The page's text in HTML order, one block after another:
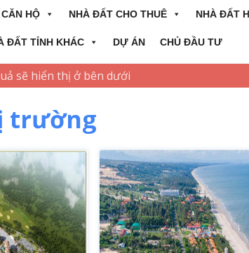
CĂN HỘ NHÀ ĐẤT CHO THUÊ NHÀ ĐẤT
ĐẤT TỈNH KHÁC DỰ ÁN CHỦ ĐẦU TƯ
trường